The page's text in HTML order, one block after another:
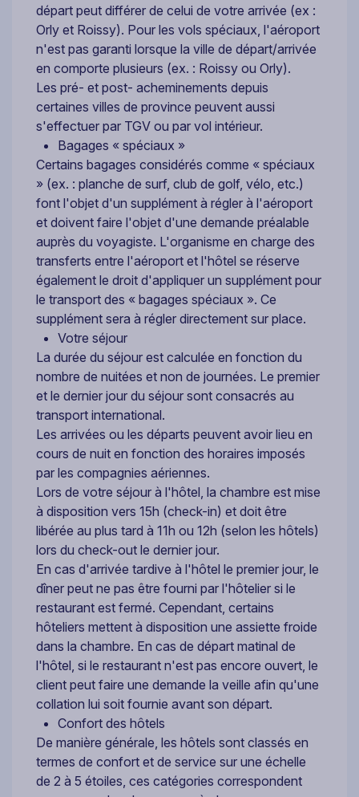
départ peut différer de celui de votre arrivée (ex :
Orly et Roissy). Pour les vols spéciaux, l'aéroport
n'est pas garanti lorsque la ville de départ/arrivée
en comporte plusieurs (ex. : Roissy ou Orly).
Les pré- et post- acheminements depuis
certaines villes de province peuvent aussi
s'effectuer par TGV ou par vol intérieur.
Bagages « spéciaux »
Certains bagages considérés comme « spéciaux
» (ex. : planche de surf, club de golf, vélo, etc.)
font l'objet d'un supplément à régler à l'aéroport
et doivent faire l'objet d'une demande préalable
auprès du voyagiste. L'organisme en charge des
transferts entre l'aéroport et l'hôtel se réserve
également le droit d'appliquer un supplément pour
le transport des « bagages spéciaux ». Ce
supplément sera à régler directement sur place.
Votre séjour
La durée du séjour est calculée en fonction du
nombre de nuitées et non de journées. Le premier
et le dernier jour du séjour sont consacrés au
transport international.
Les arrivées ou les départs peuvent avoir lieu en
cours de nuit en fonction des horaires imposés
par les compagnies aériennes.
Lors de votre séjour à l'hôtel, la chambre est mise
à disposition vers 15h (check-in) et doit être
libérée au plus tard à 11h ou 12h (selon les hôtels)
lors du check-out le dernier jour.
En cas d'arrivée tardive à l'hôtel le premier jour, le
dîner peut ne pas être fourni par l'hôtelier si le
restaurant est fermé. Cependant, certains
hôteliers mettent à disposition une assiette froide
dans la chambre. En cas de départ matinal de
l'hôtel, si le restaurant n'est pas encore ouvert, le
client peut faire une demande la veille afin qu'une
collation lui soit fournie avant son départ.
Confort des hôtels
De manière générale, les hôtels sont classés en
termes de confort et de service sur une échelle
de 2 à 5 étoiles, ces catégories correspondent